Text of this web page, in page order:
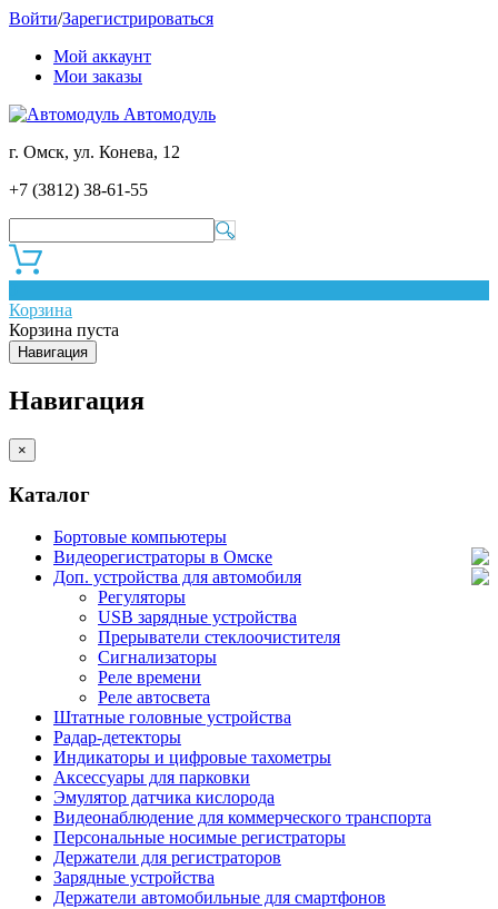
Войти/Зарегистрироваться
Мой аккаунт
Мои заказы
Автомодуль
г. Омск, ул. Конева, 12
+7 (3812) 38-61-55
Корзина
Корзина пуста
Навигация
Навигация
×
Каталог
Бортовые компьютеры
Видеорегистраторы в Омске
Доп. устройства для автомобиля
Регуляторы
USB зарядные устройства
Прерыватели стеклоочистителя
Сигнализаторы
Реле времени
Реле автосвета
Штатные головные устройства
Радар-детекторы
Индикаторы и цифровые тахометры
Аксессуары для парковки
Эмулятор датчика кислорода
Видеонаблюдение для коммерческого транспорта
Персональные носимые регистраторы
Держатели для регистраторов
Зарядные устройства
Держатели автомобильные для смартфонов